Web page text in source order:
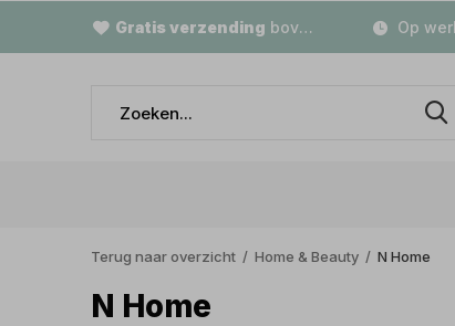
Gratis verzending boven €79,- Op
Terug naar overzicht Home & Beauty N Home
N Home